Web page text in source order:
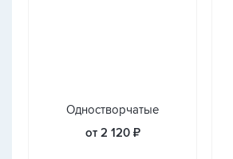
Одностворчатые
от 2 120 ₽